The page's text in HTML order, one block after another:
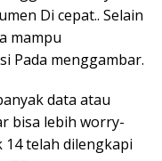
Di cepat.. Selain
mampu
Pada menggambar.
data atau
bisa lebih worry-
14 telah dilengkapi